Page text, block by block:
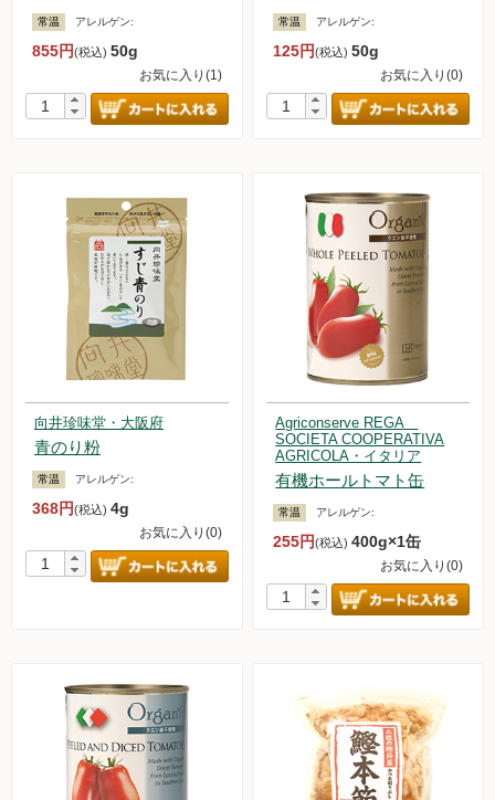
常温 アレルゲン:
855円(税込) 50g
お気に入り(1)
常温 アレルゲン:
125円(税込)50g
お気に入り(0)
向井珍味堂・大阪府
青のり粉
常温 アレルゲン:
368円(税込) 4g
お気に入り(0)
Agriconserve REGA
SOCIETA COOPERATIVA
AGRICOLA・イタリア
有機ホールトマト缶
常温 アレルゲン:
255円(税込)400g×1缶
お気に入り(0)